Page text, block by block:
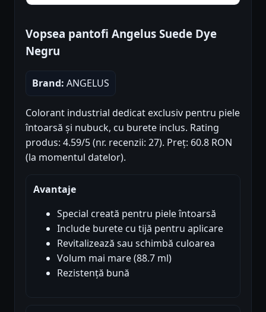
Vopsea pantofi Angelus Suede Dye
Negru
Brand: ANGELUS
Colorant industrial dedicat exclusiv pentru piele
întoarsă și nubuck, cu burete inclus. Rating
produs: 4.59/5 (nr. recenzii: 27). Preț: 60.8 RON
(la momentul datelor).
Avantaje
Special creată pentru piele întoarsă
Include burete cu tijă pentru aplicare
Revitalizează sau schimbă culoarea
Volum mai mare (88.7 ml)
Rezistență bună